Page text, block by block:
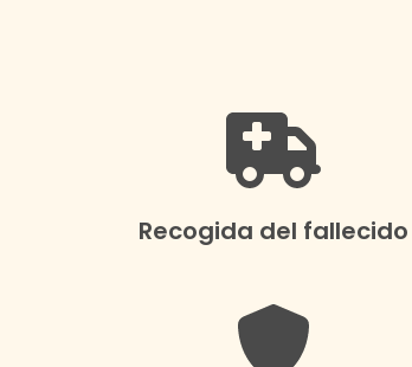
Recogida del fallecido